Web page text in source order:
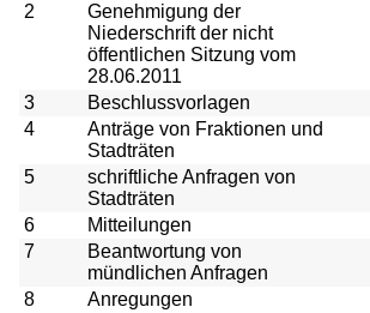
2
Genehmigung der
Niederschrift der nicht
öffentlichen Sitzung vom
28.06.2011
3
Beschlussvorlagen
4
Anträge von Fraktionen und
Stadträten
5
schriftliche Anfragen von
Stadträten
6
Mitteilungen
7
Beantwortung von
mündlichen Anfragen
8
Anregungen